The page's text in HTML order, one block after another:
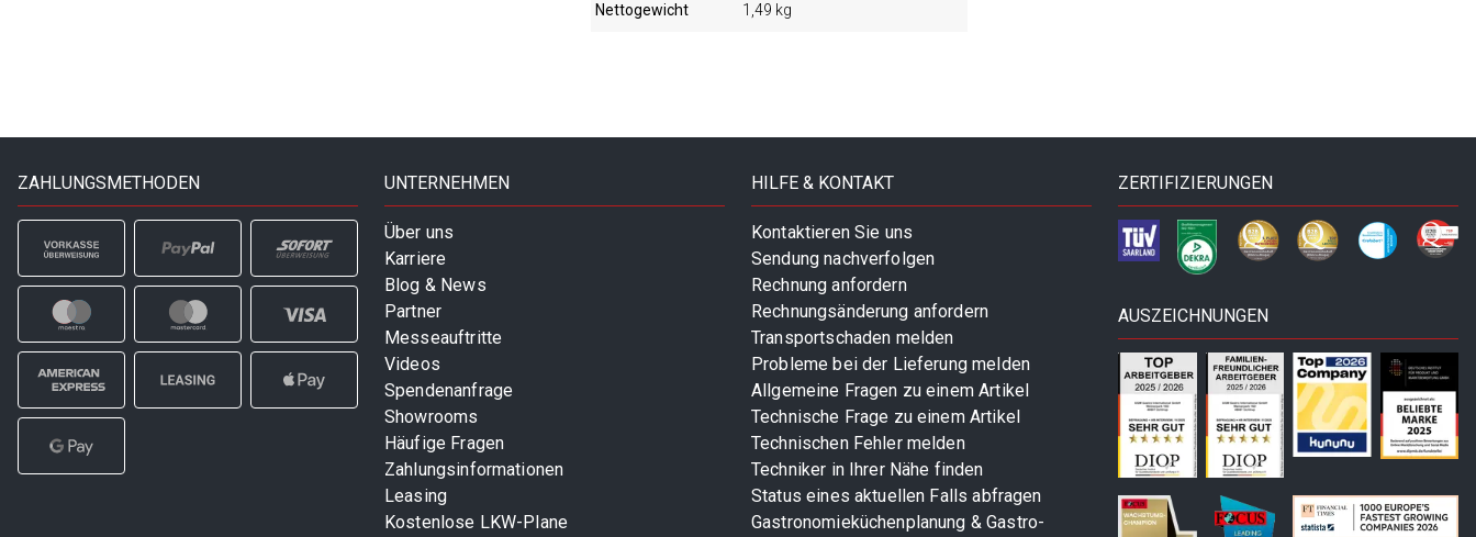
Nettogewicht 1,49 kg
ZAHLUNGSMETHODEN UNTERNEHMEN
Über uns
Karriere
Blog & News
Partner
Messeauftritte
Videos
Spendenanfrage
Showrooms
Häufige Fragen
Zahlungsinformationen
Leasing
Kostenlose LKW-Plane
HILFE & KONTAKT
Kontaktieren Sie uns
Sendung nachverfolgen
Rechnung anfordern
Rechnungsänderung anfordern
Transportschaden melden
Probleme bei der Lieferung melden
Allgemeine Fragen zu einem Artikel
Technische Frage zu einem Artikel
Technischen Fehler melden
Techniker in Ihrer Nähe finden
Status eines aktuellen Falls abfragen
Gastronomieküchenplanung & Gastro-
ZERTIFIZIERUNGEN
AUSZEICHNUNGEN